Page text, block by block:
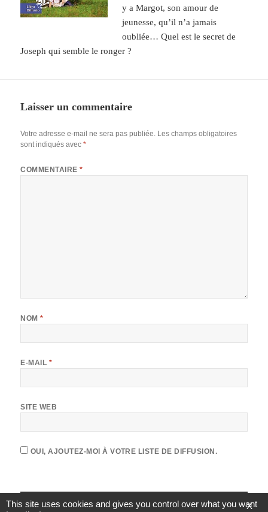
y a Margot, son amour de
jeunesse, qu’il n’a jamais
oubliée… Quel est le secret de
Joseph qui semble le ronger ?
Laisser un commentaire
Votre adresse e-mail ne sera pas publiée. Les champs obligatoires
sont indiqués avec*
COMMENTAIRE*
NOM*
E-MAIL *
SITE WEB
OUI, AJOUTEZ-MOI À VOTRE LISTE DE DIFFUSION.
X
This site uses cookies and gives you control over what you want